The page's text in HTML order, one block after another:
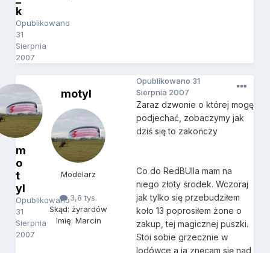
k
Opublikowano
31
Sierpnia
2007
m
o
t
yl
Opublikowano
31
Sierpnia
2007
motyl
Modelarz
3,8 tys.
Skąd: żyrardów
Imię: Marcin
Opublikowano 31
Sierpnia 2007
Zaraz dzwonie o której mogę
podjechać, zobaczymy jak
dziś się to zakończy
Co do RedBUlla mam na
niego złoty środek. Wczoraj
jak tylko się przebudziłem
koło 13 poprosiłem żone o
zakup, tej magicznej puszki.
Stoi sobie grzecznie w
lodówce a ja znęcam się nad